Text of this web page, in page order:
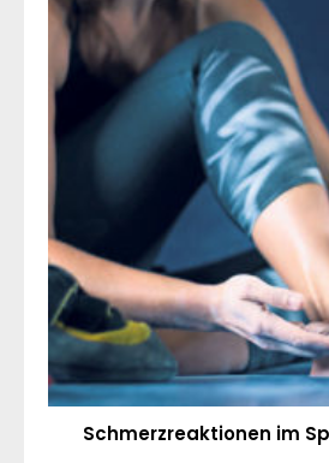
Schmerzreaktionen im